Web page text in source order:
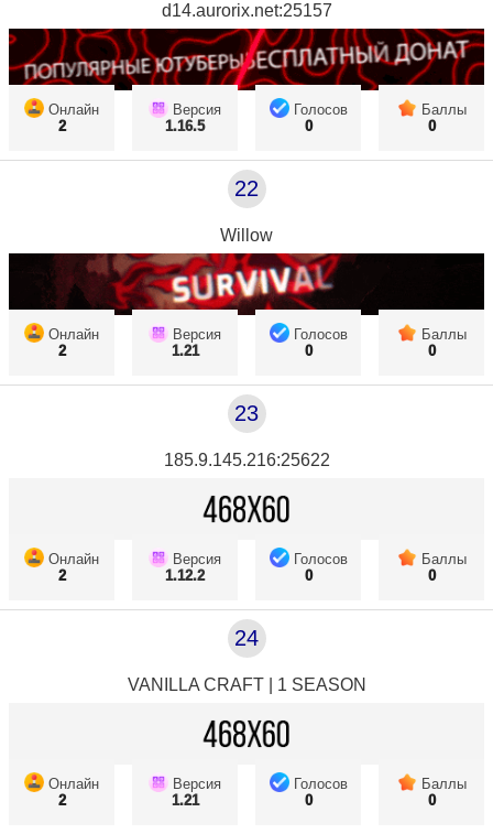
d14.aurorix.net:25157
Онлайн
2
Версия
1.16.5
Голосов
0
Баллы
0
22
Willow
Онлайн
2
Версия
1.21
Голосов
0
Баллы
0
23
185.9.145.216:25622
Онлайн
2
Версия
1.12.2
Голосов
0
Баллы
0
24
VANILLA CRAFT | 1 SEASON
Онлайн
2
Версия
1.21
Голосов
0
Баллы
0